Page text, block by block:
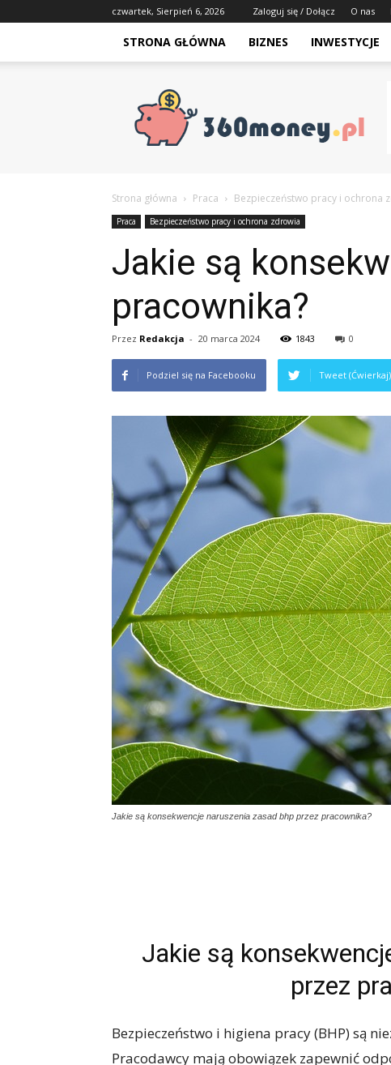
czwartek, Sierpień 6, 2026 Zaloguj się / Dołącz O nas
STRONA GŁÓWNA BIZNES INWESTYCJE
Strona główna Praca Bezpieczeństwo pracy i ochrona
Praca Bezpieczeństwo pracy i ochrona zdrowia
Jakie są
pracownika?
Przez Redakcja - 20 marca 2024 1843 0
Podziel się na Facebooku Tweet
Jakie są konsekwencje naruszenia zasad bhp przez pracownika?
Jakie są
przez
Bezpieczeństwo i higiena pracy (BHP) są
Pracodawcy mają obowiązek zapewnić